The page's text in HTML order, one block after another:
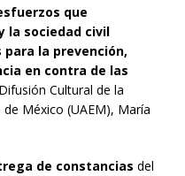
que
la sociedad civil
la prevención,
en contra de las
Cultural de la
México (UAEM), María
de constancias del